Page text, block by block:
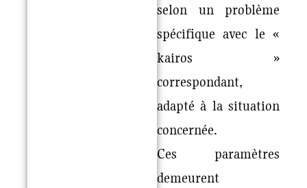
selon un problème
spécifique avec le «
kairos »
correspondant,
adapté à la situation
concernée.
Ces paramètres
demeurent